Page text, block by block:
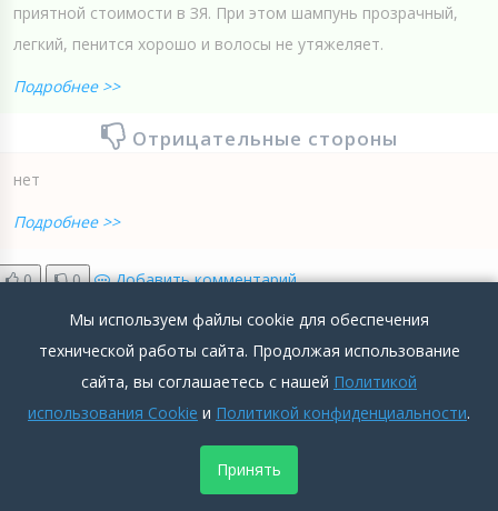
приятной стоимости в ЗЯ. При этом шампунь прозрачный,
легкий, пенится хорошо и волосы не утяжеляет.
Подробнее >>
Отрицательные стороны
нет
Подробнее >>
0 0 Добавить комментарий
Maya d Oro
2026-05-17 10:44:55
Мы используем файлы cookie для обеспечения
технической работы сайта. Продолжая использование
сайта, вы соглашаетесь с нашей Политикой
использования Cookie и Политикой конфиденциальности.
Принять